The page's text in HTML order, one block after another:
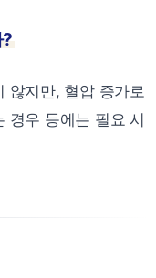
않지만, 혈압 증가로
경우 등에는 필요 시